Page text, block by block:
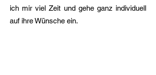
ich mir viel Zeit und gehe ganz individuell
auf ihre Wünsche ein.